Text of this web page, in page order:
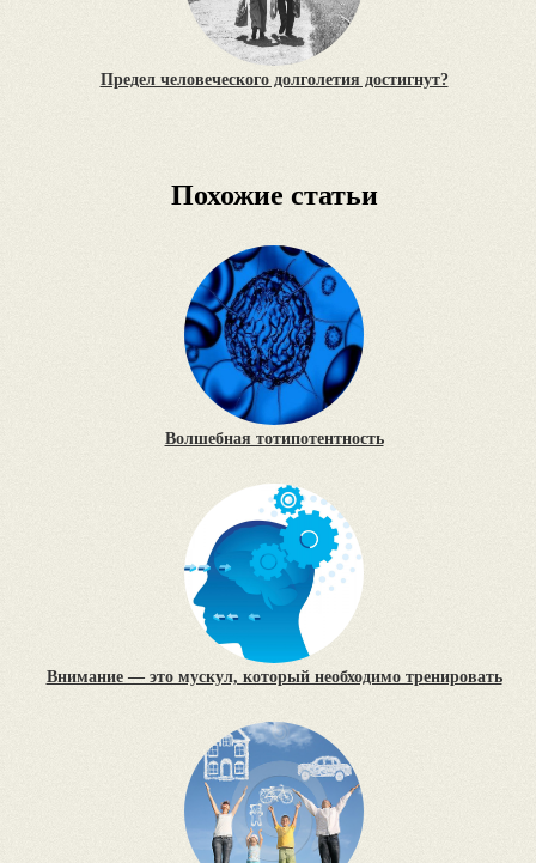
Предел человеческого долголетия достигнут?
Похожие статьи
Волшебная тотипотентность
Внимание — это мускул, который необходимо тренировать